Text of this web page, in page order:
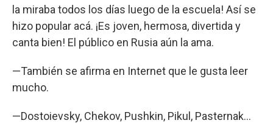
la miraba todos los días luego de la escuela! Así se
hizo popular acá. ¡Es joven, hermosa, divertida y
canta bien! El público en Rusia aún la ama.
—También se afirma en Internet que le gusta leer
mucho.
—Dostoievsky, Chekov, Pushkin, Pikul, Pasternak...